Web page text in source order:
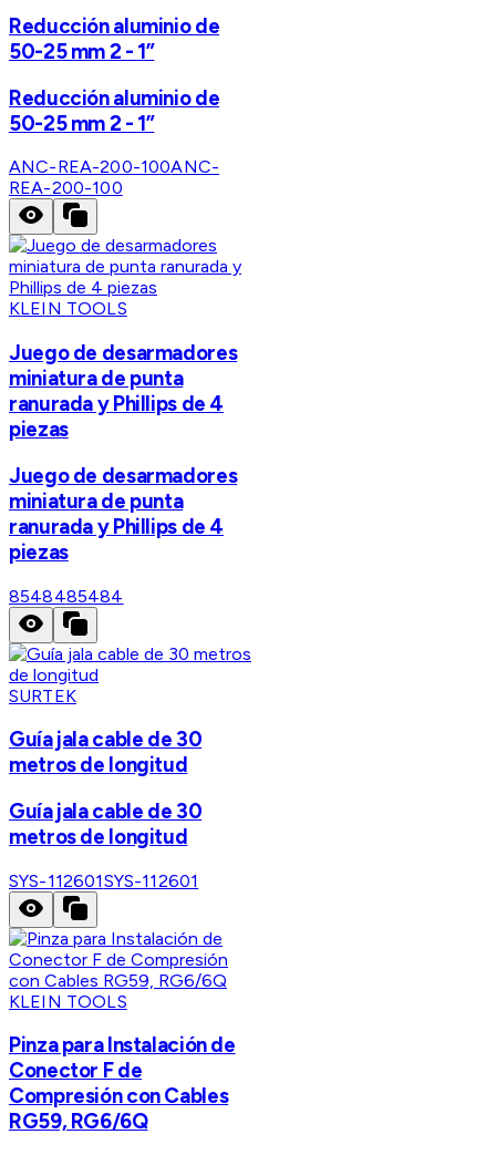
Reducción aluminio de
50-25 mm 2 - 1”
Reducción aluminio de
50-25 mm 2 - 1”
ANC-REA-200-100ANC-
REA-200-100
KLEIN TOOLS
Juego de desarmadores
miniatura de punta
ranurada y Phillips de 4
piezas
Juego de desarmadores
miniatura de punta
ranurada y Phillips de 4
piezas
8548485484
SURTEK
Guía jala cable de 30
metros de longitud
Guía jala cable de 30
metros de longitud
SYS-112601SYS-112601
KLEIN TOOLS
Pinza para Instalación de
Conector F de
Compresión con Cables
RG59, RG6/6Q